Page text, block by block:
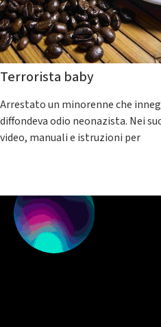
Terrorista baby
Arrestato un minorenne che
diffondeva odio neonazista. Nei
video, manuali e istruzioni per